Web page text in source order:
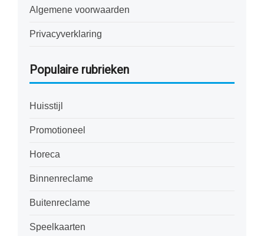
Algemene voorwaarden
Privacyverklaring
Populaire rubrieken
Huisstijl
Promotioneel
Horeca
Binnenreclame
Buitenreclame
Speelkaarten